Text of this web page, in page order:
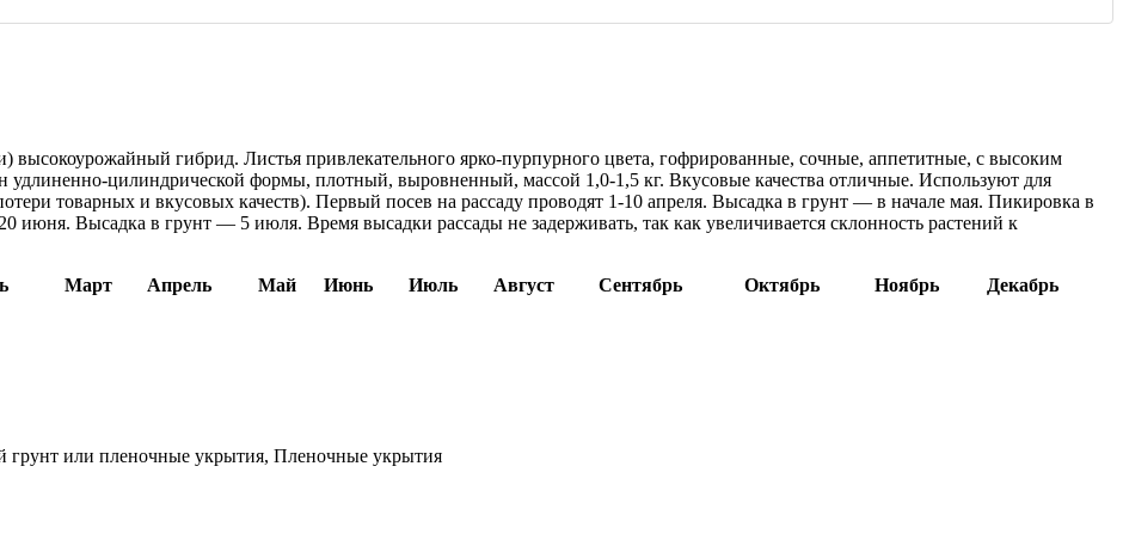
высокоурожайный гибрид. Листья привлекательного ярко-пурпурного цвета, гофрированные, сочные, аппетитные, с высоким
цилиндрической формы, плотный, выровненный, массой 1,0-1,5 кг. Вкусовые качества отличные. Используют для
товарных и вкусовых качеств). Первый посев на рассаду проводят 1-10 апреля. Высадка в грунт — в начале мая. Пикировка в
июня. Высадка в грунт — 5 июля. Время высадки рассады не задерживать, так как увеличивается склонность растений к
Март Апрель Май Июнь Июль Август Сентябрь Октябрь Ноябрь
Декабрь
или пленочные укрытия, Пленочные укрытия